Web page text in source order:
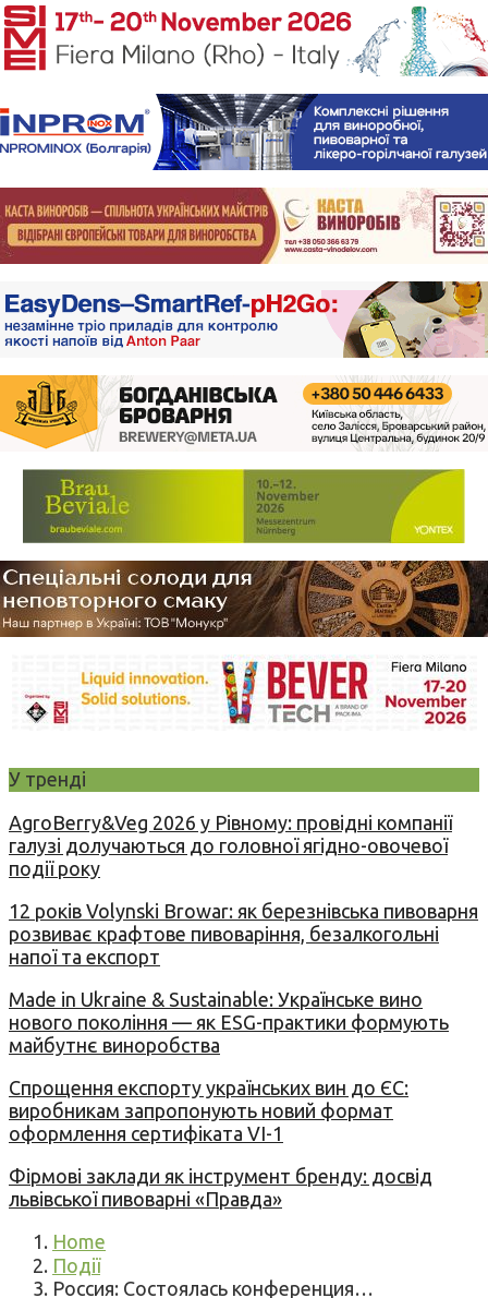
У тренді
AgroBerry&Veg 2026 у Рівному: провідні компанії
галузі долучаються до головної ягідно-овочевої
події року
12 років Volynski Browar: як березнівська пивоварня
розвиває крафтове пивоваріння, безалкогольні
напої та експорт
Made in Ukraine & Sustainable: Українське вино
нового покоління — як ESG-практики формують
майбутнє виноробства
Спрощення експорту українських вин до ЄС:
виробникам запропонують новий формат
оформлення сертифіката VI-1
Фірмові заклади як інструмент бренду: досвід
львівської пивоварні «Правда»
Home
Події
Россия: Состоялась конференция…